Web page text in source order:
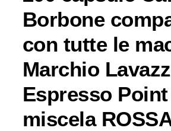
Borbone
con tutte le
Marchio
Espresso
miscela